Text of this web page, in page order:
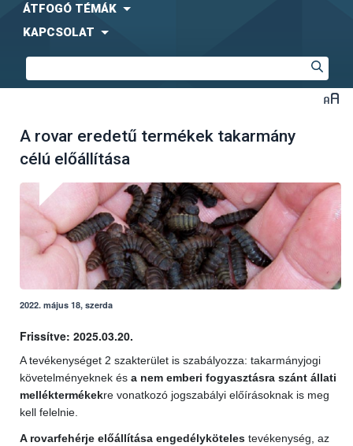
ÁTFOGÓ TÉMÁK
KAPCSOLAT
A rovar eredetű termékek takarmány
célú előállítása
2022. május 18, szerda
Frissítve: 2025.03.20.
A tevékenységet 2 szakterület is szabályozza: takarmányjogi
követelményeknek és a nem emberi fogyasztásra szánt állati
melléktermékekre vonatkozó jogszabályi előírásoknak is meg
kell felelnie.
A rovarfehérje előállítása engedélyköteles tevékenység, az